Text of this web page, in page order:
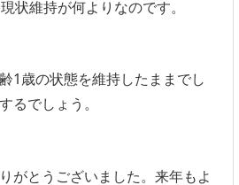
状維持が何よりなのです。
1歳の状態を維持したままでし
るでしょう。
がとうございました。来年もよ